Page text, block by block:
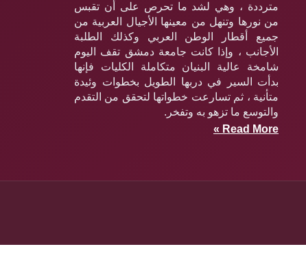
مترددة ، وهي لشد ما تحرص على أن تقبس
من نورها وتنهل من معينها الأجيال العربية من
جميع أقطار الوطن العربي وكذلك الطلبة
الأجانب ، وإذا كانت جامعة دمشق تقف اليوم
شامخة عالية البنيان متكاملة الكليات فإنها
بدأت السير في دربها الطويل بخطوات وئيدة
متأنية ، ثم تسارعت خطواتها لتحقق من التقدم
والتوسع ما تزهو به وتفخر.
Read More »